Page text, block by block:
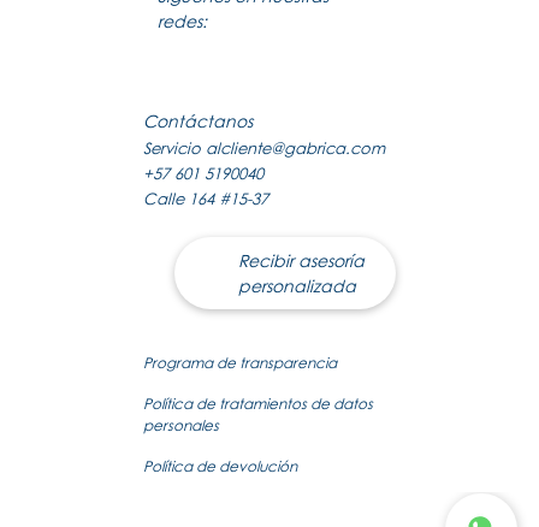
redes:
Contáctanos
Servicio alcliente@gabrica.com
+57 601 5190040
Calle 164 #15-37
Recibir asesoría
personalizada
Programa de transparencia
Política de tratamientos de datos
personales
Política de devolución